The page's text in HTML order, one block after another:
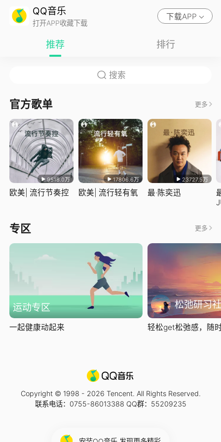
QQ音乐
打开APP收藏下载
下载APP
推荐 排行
官方歌单 更多
9518.0万
欧美| 流行节奏控
17806.6万
欧美| 流行轻有氧
23727.5万
最·陈奕迅
专区 更多
运动专区
一起健康动起来
松弛研习社
轻松get松弛感，随
Copyright © 1998 - 2026 Tencent. All Rights Reserved.
联系电话：0755-86013388 QQ群：55209235